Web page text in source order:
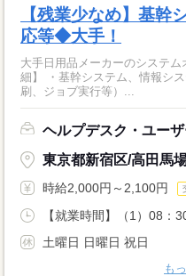
【残業少なめ】基幹
応等◆大手！
大手日用品メーカーのシステムオ
細】 ・基幹システム、情報シ
刷、ジョブ実行等）...
ヘルプデスク・ユー
東京都新宿区/高田馬
時給2,000円～2,100円
【就業時間】（1）08：
土曜日 日曜日 祝日
も